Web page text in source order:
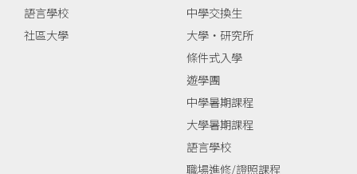
語言學校
社區大學
中學交換生
大學‧研究所
條件式入學
遊學團
中學暑期課程
大學暑期課程
語言學校
職場進修/證照課程